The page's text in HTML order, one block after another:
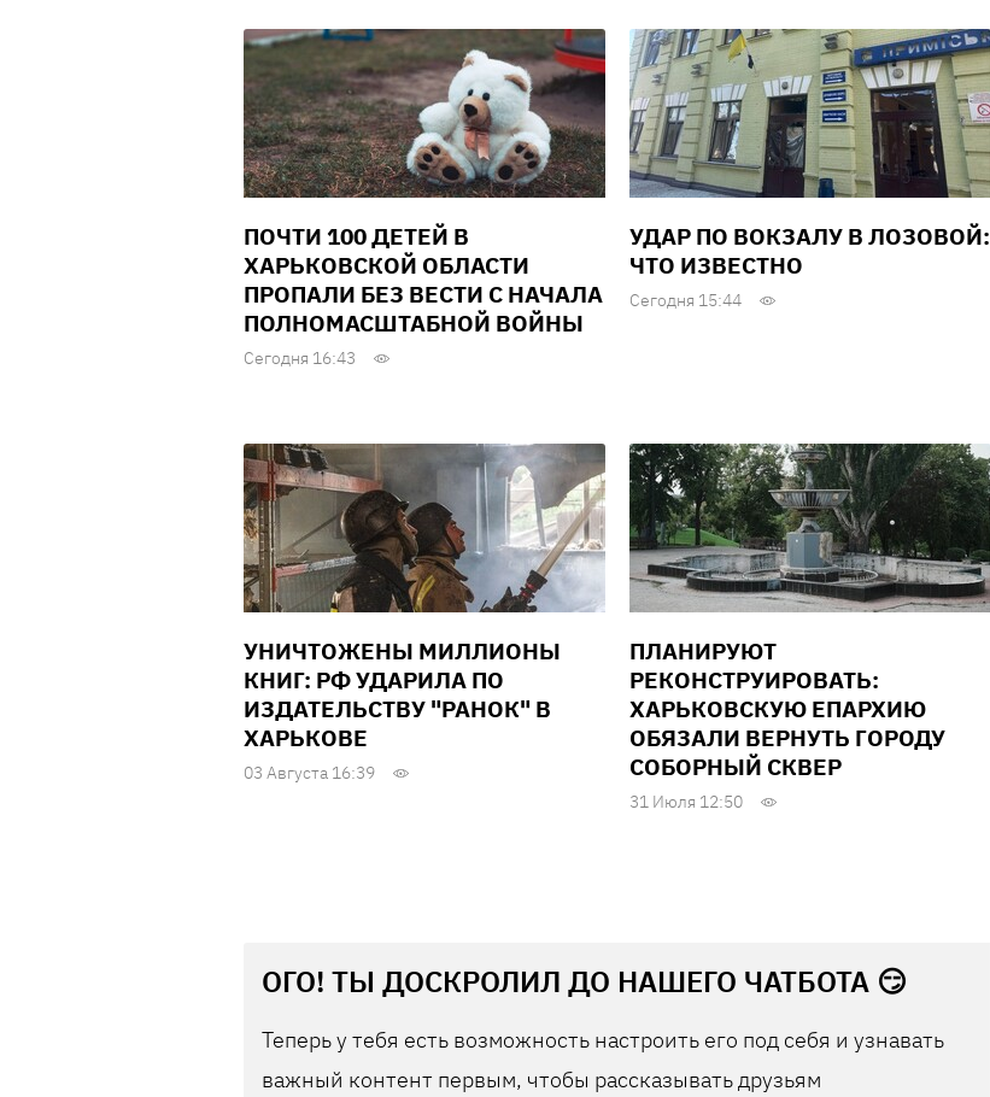
ПОЧТИ 100 ДЕТЕЙ В
ХАРЬКОВСКОЙ ОБЛАСТИ
ПРОПАЛИ БЕЗ ВЕСТИ С НАЧАЛА
ПОЛНОМАСШТАБНОЙ ВОЙНЫ
Сегодня 16:43
УДАР ПО ВОКЗАЛУ В ЛОЗОВОЙ:
ЧТО ИЗВЕСТНО
Сегодня 15:44
УНИЧТОЖЕНЫ МИЛЛИОНЫ
КНИГ: РФ УДАРИЛА ПО
ИЗДАТЕЛЬСТВУ "РАНОК" В
ХАРЬКОВЕ
03 Августа 16:39
ПЛАНИРУЮТ
РЕКОНСТРУИРОВАТЬ:
ХАРЬКОВСКУЮ ЕПАРХИЮ
ОБЯЗАЛИ ВЕРНУТЬ ГОРОДУ
СОБОРНЫЙ СКВЕР
31 Июля 12:50
ОГО! ТЫ ДОСКРОЛИЛ ДО НАШЕГО ЧАТБОТА 😏
Теперь у тебя есть возможность настроить его под себя и узнавать
важный контент первым, чтобы рассказывать друзьям